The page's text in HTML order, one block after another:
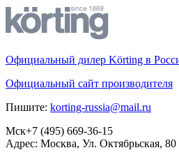
Официальный дилер Körting в
Официальный сайт производителя
Пишите: korting-russia@mail.ru
Мск+7 (495) 669-36-15
Адрес: Москва, Ул. Октябрьская, 80